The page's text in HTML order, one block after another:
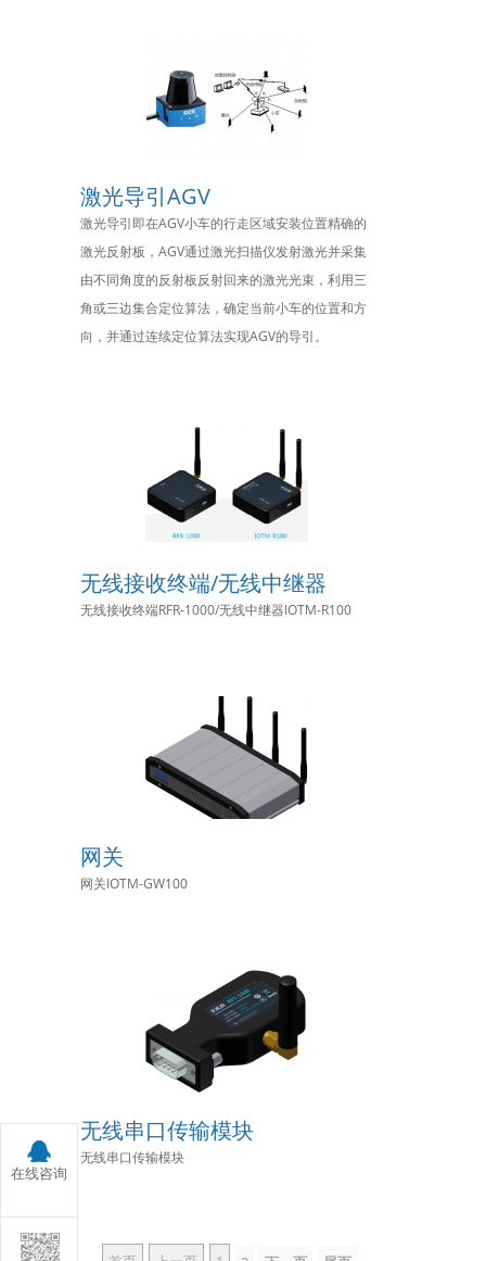
在线咨询
激光导引AGV
激光导引即在AGV小车的行走区域安装位置精确的
激光反射板，AGV通过激光扫描仪发射激光并采集
由不同角度的反射板反射回来的激光光束，利用三
角或三边集合定位算法，确定当前小车的位置和方
向，并通过连续定位算法实现AGV的导引。
无线接收终端/无线中继器
无线接收终端RFR-1000/无线中继器IOTM-R100
网关
网关IOTM-GW100
无线串口传输模块
无线串口传输模块